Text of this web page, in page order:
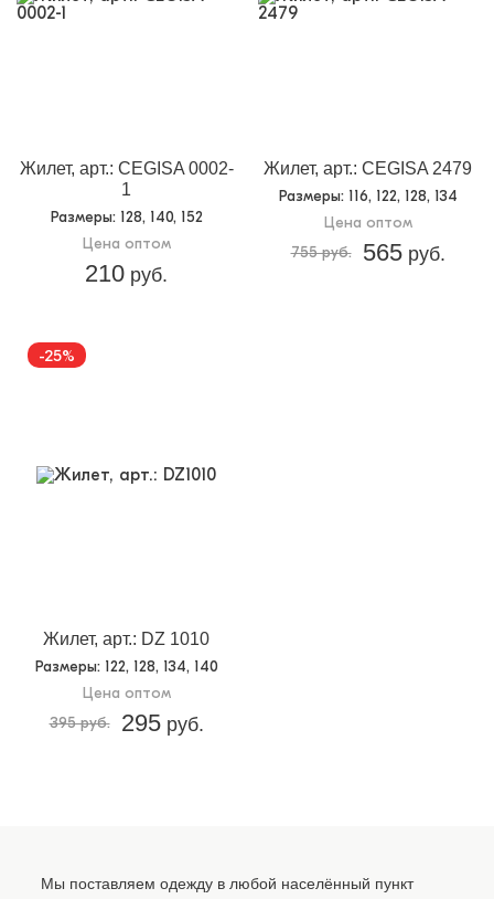
Жилет, арт.: CEGISA 0002-
1
Размеры: 128, 140, 152
Цена оптом
210 руб.
Жилет, арт.: CEGISA 2479
Размеры: 116, 122, 128, 134
Цена оптом
755 руб.
565руб.
-25%
Жилет, арт.: DZ 1010
Размеры: 122, 128, 134, 140
Цена оптом
395 руб.
295руб.
Мы поставляем одежду в любой населённый пункт